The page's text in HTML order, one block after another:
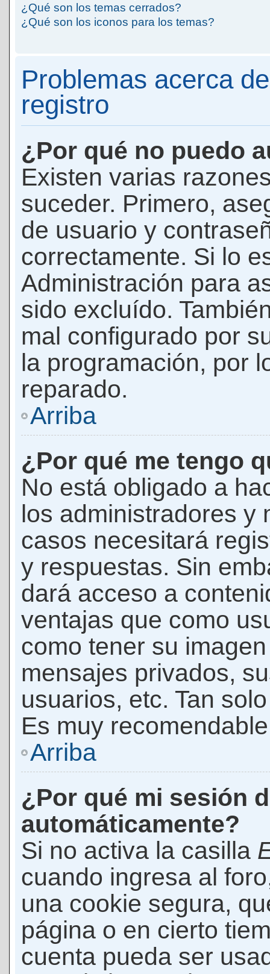
¿Qué son los temas cerrados?
¿Qué son los iconos para los temas?
Problemas acerca
registro
¿Por qué no puedo
Existen varias
suceder. Primero,
de usuario y
correctamente. Si lo
Administración para
sido excluído.
mal configurado por
la programación, por
reparado.
Arriba
¿Por qué me tengo
No está obligado a
los administradores y
casos necesitará
y respuestas. Sin
dará acceso a
ventajas que como
como tener su
mensajes privados,
usuarios, etc. Tan
Es muy
Arriba
¿Por qué mi sesión
automáticamente?
Si no activa la casilla
cuando ingresa al
una cookie segura,
página o en cierto
cuenta pueda ser